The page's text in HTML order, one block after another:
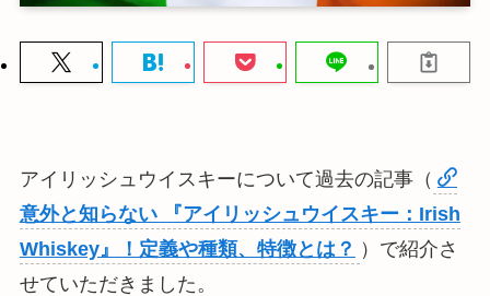
アイリッシュウイスキーについて過去の記事（
意外と知らない 『アイリッシュウイスキー：Irish
Whiskey』！定義や種類、特徴とは？ ）で紹介さ
せていただきました。